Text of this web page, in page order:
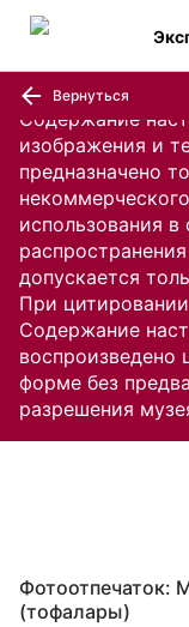
Содержание
изображения и
предназначено
использования в
допускается
При
Содержание
воспроизведено
форме без
разрешения
Вернуться
Фотоотпечаток:
(тофалары)